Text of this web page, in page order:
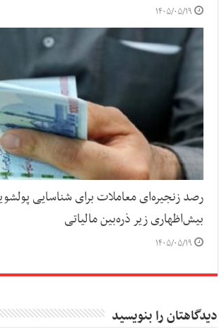
۱۴۰۵/۰۵/۱۹
رصد زنجیره‌ای معاملات برای شناسایی
بیش‌اظهاری زیر ذره‌بین مالیاتی
۱۴۰۵/۰۵/۱۹
دیدگاهتان را بنویسید